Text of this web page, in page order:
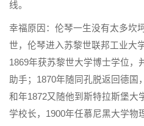
线。
幸福原因：伦琴一生没有太多坎
世，伦琴进入苏黎世联邦工业大
1869年获苏黎世大学博士学位，
助手；1870年随同孔脱返回德国
和年1872又随他到斯特拉斯堡大
学校长，1900年任慕尼黑大学物